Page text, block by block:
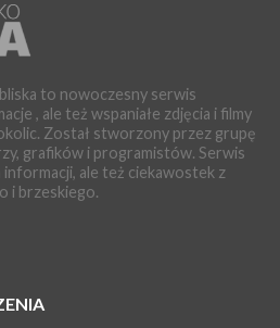
krew, pomóż potrzebującym!
strażaków z OSP Okocim!
weekend XIX Borzęckie Święto
to nowoczesny serwis
, ale też wspaniałe zdjęcia i filmy
Został stworzony przez grupę
grafików i programistów. Serwis
ale też ciekawostek z
i brzeskiego.